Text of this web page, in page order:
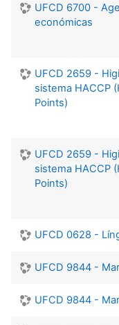
UFCD 6700 -
económicas
UFCD 2659 -
sistema HACCP
Points)
UFCD 2659 -
sistema HACCP
Points)
UFCD 0628 -
UFCD 9844 -
UFCD 9844 -